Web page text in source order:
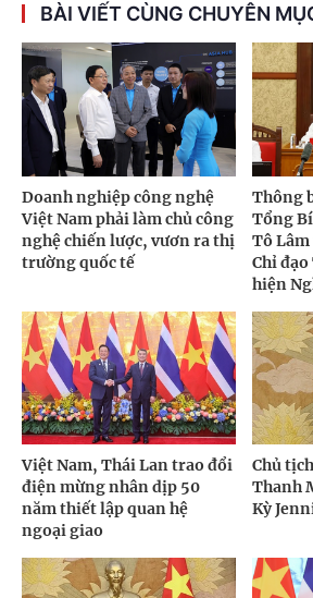
BÀI VIẾT CÙNG CHUYÊN
Doanh nghiệp công nghệ
Việt Nam phải làm chủ công
nghệ chiến lược, vươn ra thị
trường quốc tế
Thông
Tổng
Tô
Chỉ
hiện
Việt Nam, Thái Lan trao đổi
điện mừng nhân dịp 50
năm thiết lập quan hệ
ngoại giao
Chủ
Thanh
Kỳ